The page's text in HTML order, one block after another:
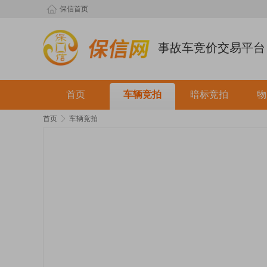
保信首页
事故车竞价交易平台
首页 车辆竞拍 暗标竞拍
首页 车辆竞拍